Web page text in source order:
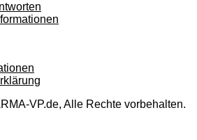
VP.de, Alle Rechte vorbehalten.